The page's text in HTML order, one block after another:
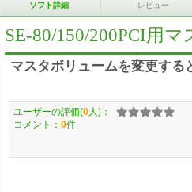
ソフト詳細 レビュー
SE-80/150/200PCI用
マスタボリュームを変更する
ユーザーの評価(0 人)：
コメント： 0件